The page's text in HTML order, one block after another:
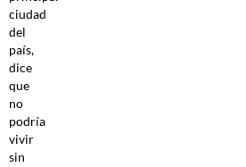
ciudad
del
país,
dice
que
no
podría
vivir
sin